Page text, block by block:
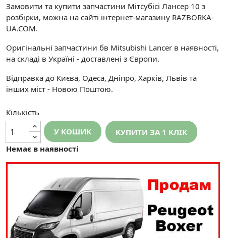
Замовити та купити запчастини Мітсубісі Лансер 10 з
розбірки, можна на сайті інтернет-магазину RAZBORKA-
UA.COM.
Оригінальні запчастини бв Mitsubishi Lancer в наявності,
на складі в Україні - доставлені з Європи.
Відправка до Києва, Одеса, Дніпро, Харків, Львів та
інших міст - Новою Поштою.
Кількість
У КОШИК
КУПИТИ ЗА 1 КЛIК
Немає в наявності